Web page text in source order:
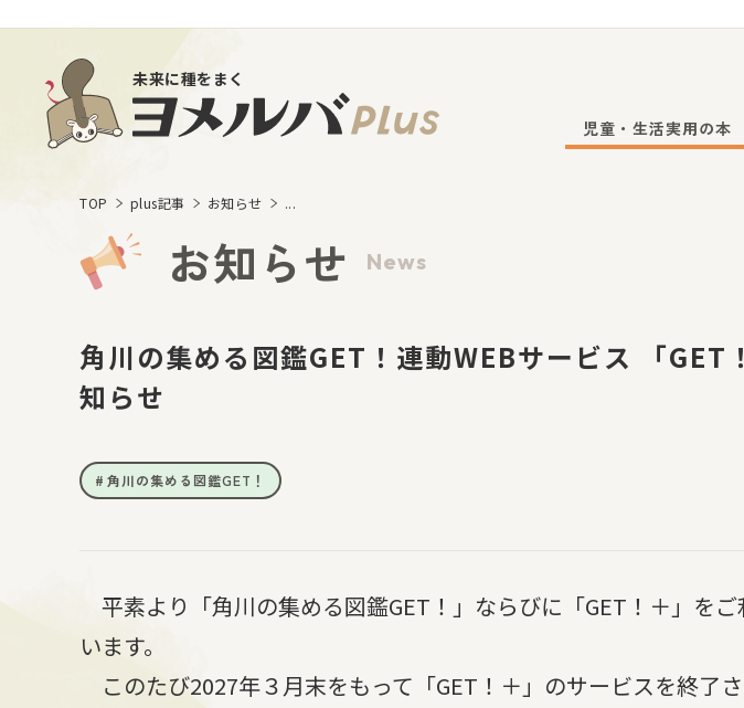
未来に種をまく
児童・生活実用の本
TOP plus記事 お知らせ ...
News
お知らせ
角川の集める図鑑GET！連動WEBサービス 「GET
知らせ
角川の集める図鑑GET！
平素より「角川の集める図鑑GET！」ならびに「GET！＋」を
います。
このたび2027年３月末をもって「GET！＋」のサービスを終了